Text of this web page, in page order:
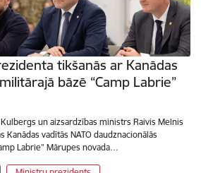
tikšanās ar Kanādas
bāzē “Camp Labrie”
un aizsardzības ministrs Raivis Melnis
Kanādas vadītās NATO daudznacionālās
Labrie” Mārupes novada…